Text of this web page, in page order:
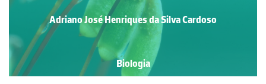
Adriano José Henriques da Silva Cardoso
Biologia